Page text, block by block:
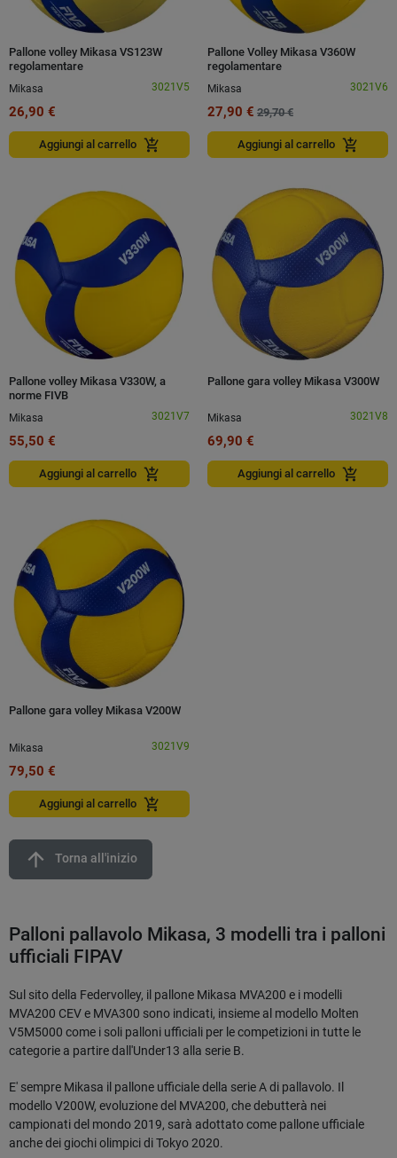
Pallone volley Mikasa VS123W
regolamentare
Mikasa
3021V5
26,90 €
Aggiungi al carrello add_shopping_cart
Pallone Volley Mikasa V360W
regolamentare
Mikasa
3021V6
27,90 € 29,70 €
Aggiungi al carrello add_shopping_cart
Pallone volley Mikasa V330W, a
norme FIVB
Mikasa
3021V7
55,50 €
Aggiungi al carrello add_shopping_cart
Pallone gara volley Mikasa V300W
Mikasa 3021V8
69,90 €
Aggiungi al carrello add_shopping_cart
Pallone gara volley Mikasa V200W
Mikasa 3021V9
79,50 €
Aggiungi al carrello add_shopping_cart
arrow_upward Torna all'inizio
Palloni pallavolo Mikasa, 3 modelli tra i palloni
ufficiali FIPAV
Sul sito della Federvolley, il pallone Mikasa MVA200 e i modelli
MVA200 CEV e MVA300 sono indicati, insieme al modello Molten
V5M5000 come i soli palloni ufficiali per le competizioni in tutte le
categorie a partire dall'Under13 alla serie B.
E' sempre Mikasa il pallone ufficiale della serie A di pallavolo. Il
modello V200W, evoluzione del MVA200, che debutterà nei
campionati del mondo 2019, sarà adottato come pallone ufficiale
anche dei giochi olimpici di Tokyo 2020.